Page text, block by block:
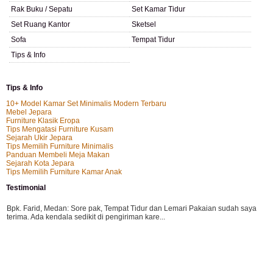
Rak Buku / Sepatu
Set Kamar Tidur
Set Ruang Kantor
Sketsel
Sofa
Tempat Tidur
Tips & Info
Tips & Info
10+ Model Kamar Set Minimalis Modern Terbaru
Mebel Jepara
Furniture Klasik Eropa
Tips Mengatasi Furniture Kusam
Sejarah Ukir Jepara
Tips Memilih Furniture Minimalis
Panduan Membeli Meja Makan
Sejarah Kota Jepara
Tips Memilih Furniture Kamar Anak
Testimonial
Bpk. Farid, Medan: Sore pak, Tempat Tidur dan Lemari Pakaian sudah saya
terima. Ada kendala sedikit di pengiriman kare...